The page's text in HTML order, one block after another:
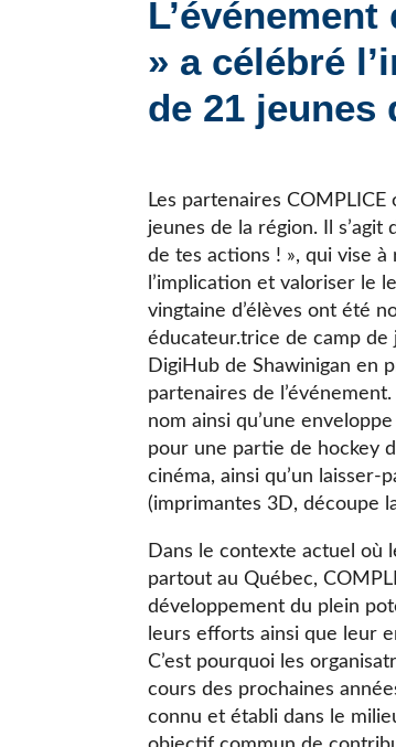
JE CHERCHE UNE ÉCOLE
» a célébré
de 21 jeunes
Les partenaires
jeunes de la région. Il s’agit
de tes actions ! », qui vise
l’implication et valoriser le
vingtaine d’élèves ont été
éducateur.trice de camp
DigiHub de Shawinigan en
partenaires de
nom ainsi qu’une
pour une partie de hockey
cinéma, ainsi qu’un
(imprimantes 3D, découpe
Dans le contexte actuel où
partout au Québec,
développement du plein
leurs efforts ainsi que leur
C’est pourquoi les
cours des prochaines
connu et établi dans le